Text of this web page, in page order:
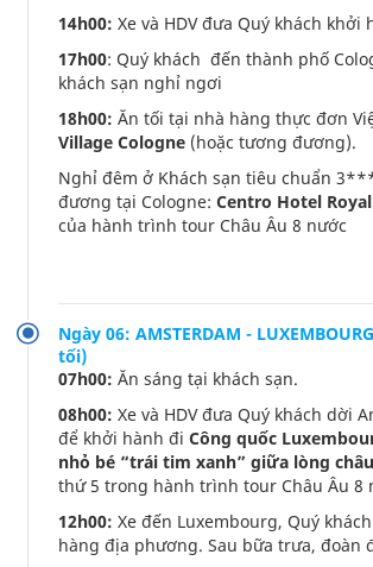
14h00: Xe và HDV đưa Quý khách khởi
17h00: Quý khách đến thành phố
khách sạn nghỉ ngơi
18h00: Ăn tối tại nhà hàng thực đơn
Village Cologne (hoặc tương đương).
Nghỉ đêm ở Khách sạn tiêu chuẩn
đương tại Cologne: Centro Hotel
của hành trình tour Châu Âu 8 nước
Ngày 06: AMSTERDAM -
tối)
07h00: Ăn sáng tại khách sạn.
08h00: Xe và HDV đưa Quý khách dời
để khởi hành đi Công quốc
nhỏ bé “trái tim xanh” giữa lòng
thứ 5 trong hành trình tour Châu Âu 8
12h00: Xe đến Luxembourg, Quý
hàng địa phương. Sau bữa trưa, đoàn